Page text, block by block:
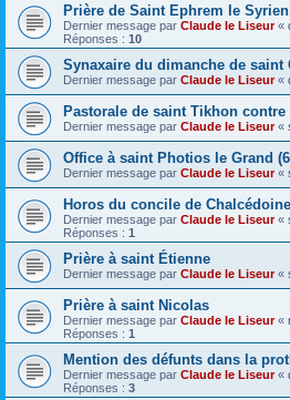
Prière de Saint Ephrem le Syrien
Dernier message par Claude le Liseur«
Réponses : 10
Synaxaire du dimanche de saint
Dernier message par Claude le Liseur«
Pastorale de saint Tikhon
Dernier message par Claude le Liseur«
Office à saint Photios le Grand
Dernier message par Claude le Liseur«
Horos du concile de Chalcédoine
Dernier message par Claude le Liseur«
Réponses : 1
Prière à saint Étienne
Dernier message par Claude le Liseur«
Prière à saint Nicolas
Dernier message par Claude le Liseur«
Réponses : 1
Mention des défunts dans la
Dernier message par Claude le Liseur«
Réponses : 3